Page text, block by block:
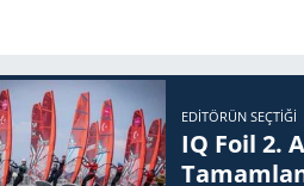
EDITÖRÜN SEÇTIĞI
IQ Foil 2.